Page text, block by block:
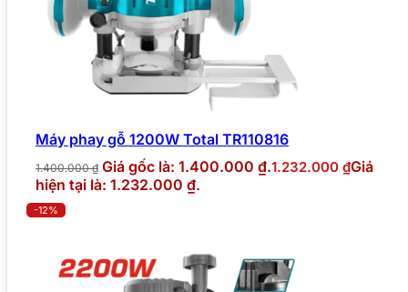
Máy phay gỗ 1200W Total TR110816
1.400.000₫ Giá gốc là: 1.400.000 ₫.1.232.000 ₫Giá
hiện tại là: 1.232.000 ₫.
-12%